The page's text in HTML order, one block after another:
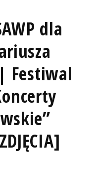
dla
Festiwal